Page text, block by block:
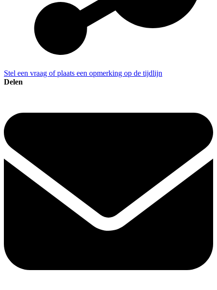
Stel een vraag of plaats een opmerking op de tijdlijn
Delen